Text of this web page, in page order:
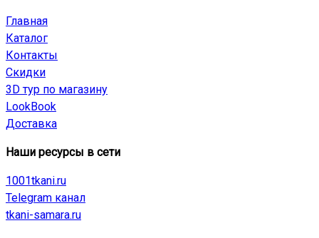
Главная
Каталог
Контакты
Скидки
3D тур по магазину
LookBook
Доставка
Наши ресурсы в сети
1001tkani.ru
Telegram канал
tkani-samara.ru